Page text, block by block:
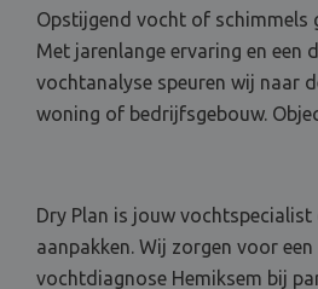
Opstijgend vocht of schimmels
Met jarenlange ervaring en een
vochtanalyse speuren wij naar
woning of bedrijfsgebouw.
Dry Plan is jouw vochtspecialist
aanpakken. Wij zorgen voor
vochtdiagnose Hemiksem bij